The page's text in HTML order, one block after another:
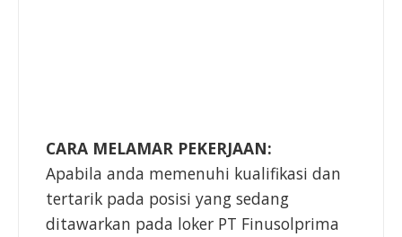
CARA MELAMAR PEKERJAAN:
Apabila anda memenuhi kualifikasi dan
tertarik pada posisi yang sedang
ditawarkan pada loker PT Finusolprima